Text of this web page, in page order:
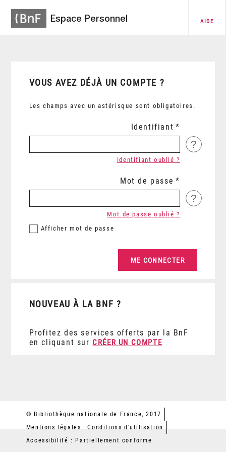
Espace Personnel AIDE
VOUS AVEZ DÉJÀ UN COMPTE ?
Les champs avec un astérisque sont obligatoires.
Identifiant
?
Identifiant oublié ?
Mot de passe
?
Afficher mot de passe
Mot de passe oublié ?
NOUVEAU À LA BNF ?
Profitez des services offerts par la BnF
en cliquant sur CRÉER UN COMPTE
© Bibliothèque nationale de France, 2017
Mentions légales
Conditions d'utilisation
Accessibilité : Partiellement conforme